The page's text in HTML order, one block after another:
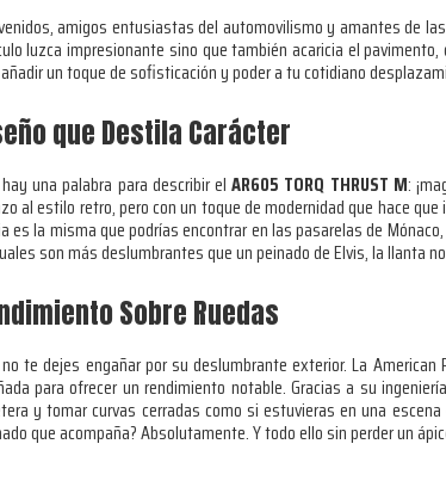
amigos entusiastas del automovilismo y amantes de
luzca impresionante sino que también acaricia el pavimento,
un toque de sofisticación y poder a tu cotidiano
que Destila Carácter
una palabra para describir elAR605 TORQ THRUST M:
al estilo retro, pero con un toque de modernidad que hace
es la misma que podrías encontrar en las pasarelas de
son más deslumbrantes que un peinado de Elvis, la llanta
Sobre Ruedas
te dejes engañar por su deslumbrante exterior. La
para ofrecer un rendimiento notable. Gracias a su
y tomar curvas cerradas como si estuvieras en una
que acompaña? Absolutamente. Y todo ello sin perder un